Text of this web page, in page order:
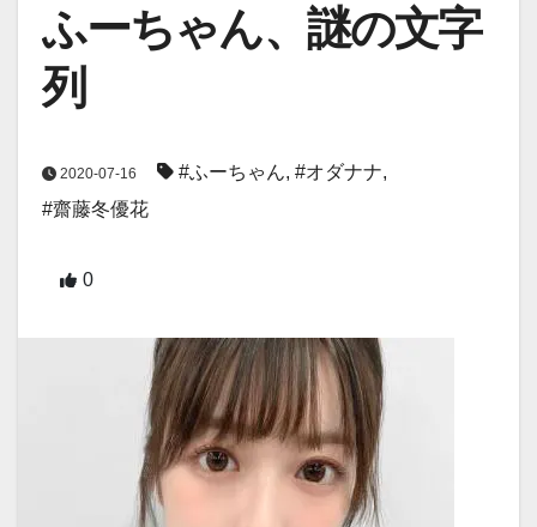
ふーちゃん、謎の文字
列
2020-07-16 #ふーちゃん, #オダナナ,
#齋藤冬優花
0